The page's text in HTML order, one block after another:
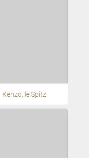
Kenzo, le Spitz